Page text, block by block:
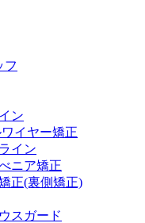
フ
ン
イヤー矯正
イン
ニア矯正
正(裏側矯正)
スガード